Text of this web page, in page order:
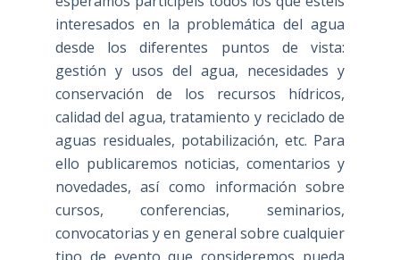
interesados en la problemática del agua
desde los diferentes puntos de vista:
gestión y usos del agua, necesidades y
conservación de los recursos hídricos,
calidad del agua, tratamiento y reciclado de
aguas residuales, potabilización, etc. Para
ello publicaremos noticias, comentarios y
novedades, así como información sobre
cursos, conferencias, seminarios,
convocatorias y en general sobre cualquier